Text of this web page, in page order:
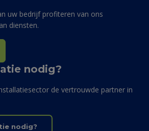
uw bedrijf profiteren van ons
diensten.
nodig?
de vertrouwde partner in
nodig?